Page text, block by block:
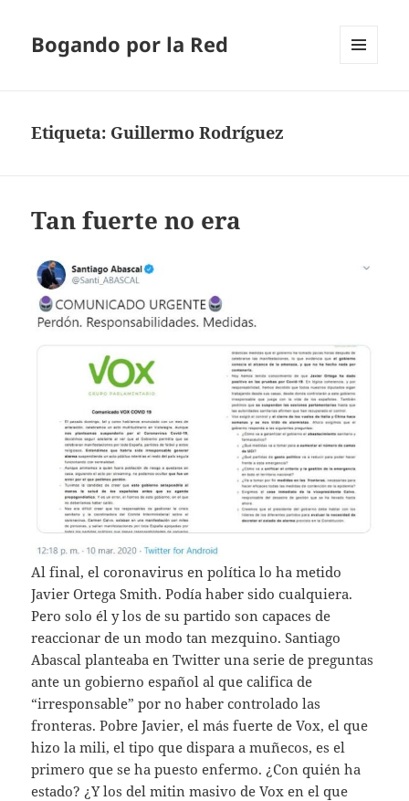
Bogando por la Red
Etiqueta: Guillermo Rodríguez
Tan fuerte no era
Al final, el coronavirus en política lo ha metido
Javier Ortega Smith. Podía haber sido cualquiera.
Pero solo él y los de su partido son capaces de
reaccionar de un modo tan mezquino. Santiago
Abascal planteaba en Twitter una serie de preguntas
ante un gobierno español al que califica de
“irresponsable” por no haber controlado las
fronteras. Pobre Javier, el más fuerte de Vox, el que
hizo la mili, el tipo que dispara a muñecos, es el
primero que se ha puesto enfermo. ¿Con quién ha
estado? ¿Y los del mitin masivo de Vox en el que